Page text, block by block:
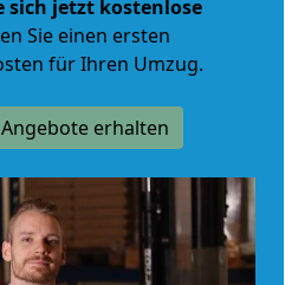
sich jetzt kostenlose
Sie einen ersten
für Ihren Umzug.
erhalten